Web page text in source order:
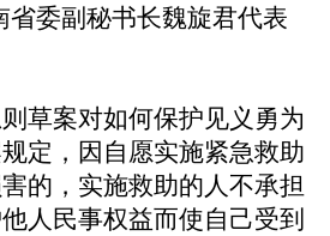
省委副秘书长魏旋君代表
案对如何保护见义勇为
定，因自愿实施紧急救助
的，实施救助的人不承担
人民事权益而使自己受到